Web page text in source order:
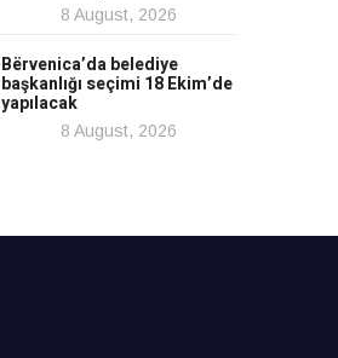
8 August, 2026
Bërvenica’da belediye
başkanlığı seçimi 18 Ekim’de
yapılacak
8 August, 2026